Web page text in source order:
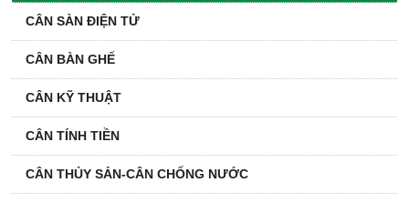
CÂN SÀN ĐIỆN TỬ
CÂN BÀN GHẾ
CÂN KỸ THUẬT
CÂN TÍNH TIỀN
CÂN THỦY SẢN-CÂN CHỐNG NƯỚC